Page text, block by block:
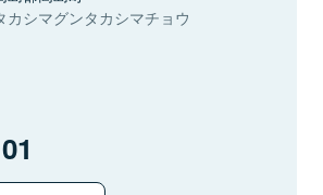
カシマグンタカシマチョウ